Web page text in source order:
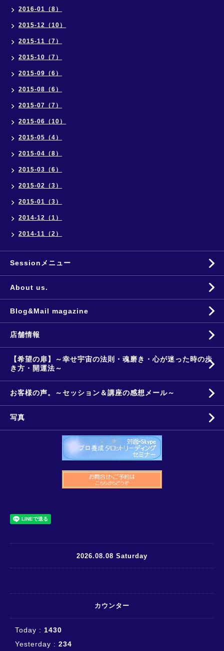
2016-01（8）
2015-12（10）
2015-11（7）
2015-10（7）
2015-09（6）
2015-08（6）
2015-07（7）
2015-06（10）
2015-05（4）
2015-04（8）
2015-03（6）
2015-02（3）
2015-01（3）
2014-12（1）
2014-11（2）
Sessionメニュー
About us.
Blog&Mail magazine
店舗情報
【希望の扉】～幸せ宇宙の法則・魂磨き・心が迷った時の歩
き方・開運法～
お客様の声。～セッション＆講座の感想メール～
写真
2026.08.08 Saturday
カウンター
Today : 1430
Yesterday : 234